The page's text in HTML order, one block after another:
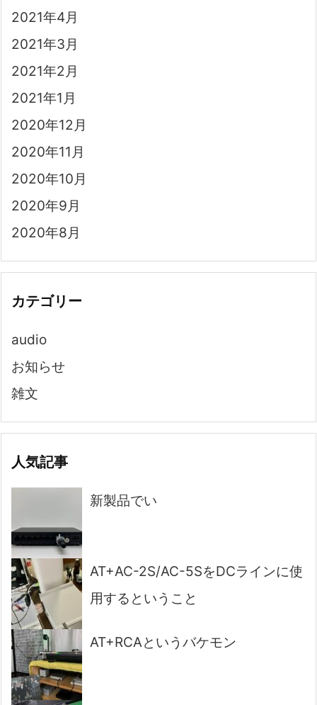
2021年4月
2021年3月
2021年2月
2021年1月
2020年12月
2020年11月
2020年10月
2020年9月
2020年8月
カテゴリー
audio
お知らせ
雑文
人気記事
新製品でい
AT+AC-2S/AC-5SをDCラインに使
用するということ
AT+RCAというバケモン